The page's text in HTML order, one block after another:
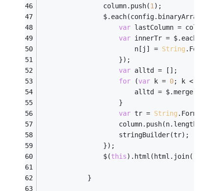
                column.push(
1);
                $.each(config.binaryArray,
var lastColumn =
var innerTr = $.each(n,
                        n[j] =
String .Format(
                    });
var alltd = [];
for (var k = 0; k <
alltd =
                    }
var tr = String .Format(
column.push(n.length *
                    stringBuilder(tr);
                });
                $(
this).html(html.join(
            }